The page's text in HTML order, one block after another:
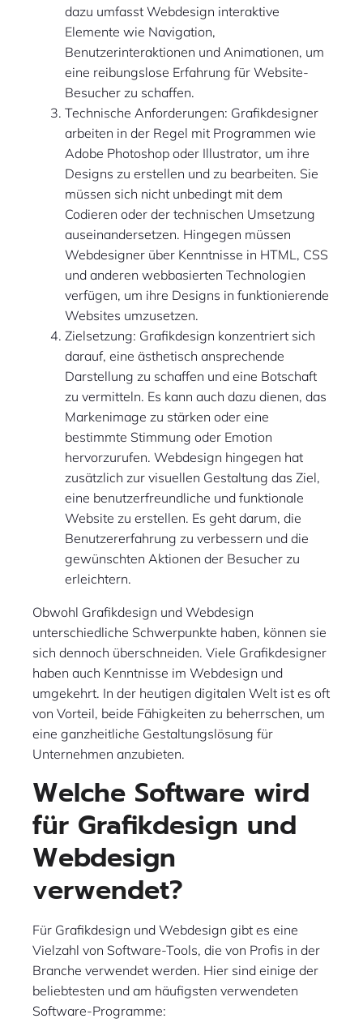
dazu umfasst Webdesign interaktive
Elemente wie Navigation,
Benutzerinteraktionen und Animationen, um
eine reibungslose Erfahrung für Website-
Besucher zu schaffen.
Technische Anforderungen: Grafikdesigner
arbeiten in der Regel mit Programmen wie
Adobe Photoshop oder Illustrator, um ihre
Designs zu erstellen und zu bearbeiten. Sie
müssen sich nicht unbedingt mit dem
Codieren oder der technischen Umsetzung
auseinandersetzen. Hingegen müssen
Webdesigner über Kenntnisse in HTML, CSS
und anderen webbasierten Technologien
verfügen, um ihre Designs in funktionierende
Websites umzusetzen.
Zielsetzung: Grafikdesign konzentriert sich
darauf, eine ästhetisch ansprechende
Darstellung zu schaffen und eine Botschaft
zu vermitteln. Es kann auch dazu dienen, das
Markenimage zu stärken oder eine
bestimmte Stimmung oder Emotion
hervorzurufen. Webdesign hingegen hat
zusätzlich zur visuellen Gestaltung das Ziel,
eine benutzerfreundliche und funktionale
Website zu erstellen. Es geht darum, die
Benutzererfahrung zu verbessern und die
gewünschten Aktionen der Besucher zu
erleichtern.
Obwohl Grafikdesign und Webdesign
unterschiedliche Schwerpunkte haben, können sie
sich dennoch überschneiden. Viele Grafikdesigner
haben auch Kenntnisse im Webdesign und
umgekehrt. In der heutigen digitalen Welt ist es oft
von Vorteil, beide Fähigkeiten zu beherrschen, um
eine ganzheitliche Gestaltungslösung für
Unternehmen anzubieten.
Welche Software wird
für Grafikdesign und
Webdesign
verwendet?
Für Grafikdesign und Webdesign gibt es eine
Vielzahl von Software-Tools, die von Profis in der
Branche verwendet werden. Hier sind einige der
beliebtesten und am häufigsten verwendeten
Software-Programme: